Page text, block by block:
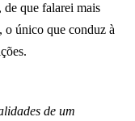
que falarei mais
o único que conduz à
de um